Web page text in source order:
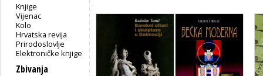
Knjige
Vijenac
Kolo
Hrvatska revija
Prirodoslovlje
Elektroničke knjige
Zbivanja